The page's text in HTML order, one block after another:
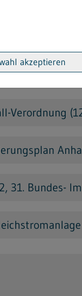
über
1 Bundes-
Verordnung
31. Bundes-
akzeptieren